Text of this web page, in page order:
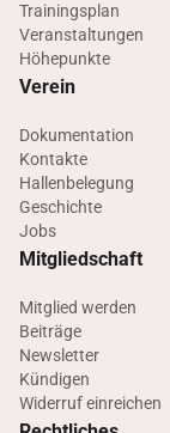
Trainingsplan
Veranstaltungen
Höhepunkte
Verein
Dokumentation
Kontakte
Hallenbelegung
Geschichte
Jobs
Mitgliedschaft
Mitglied werden
Beiträge
Newsletter
Kündigen
Widerruf einreichen